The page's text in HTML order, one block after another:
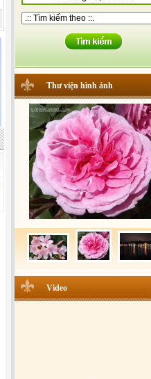
Thư viện hình ảnh
Video